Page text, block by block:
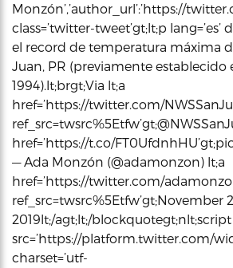
Monzón’,’author_url’:’https://
class=’twitter-tweet’gt;lt;p lang=’es’
el record de temperatura máxima
Juan, PR (previamente establecido
1994).lt;brgt;Via lt;a
href=’https://twitter.com/
href=’https://t.co/
— Ada Monzón (@adamonzon) lt;a
href=’https://twitter.com/
ref_src=twsrc%5Etfw’gt;November
2019lt;/agt;lt;/blockquotegt;nlt;script
src=’https://platform.twitter.com/
charset=’utf-